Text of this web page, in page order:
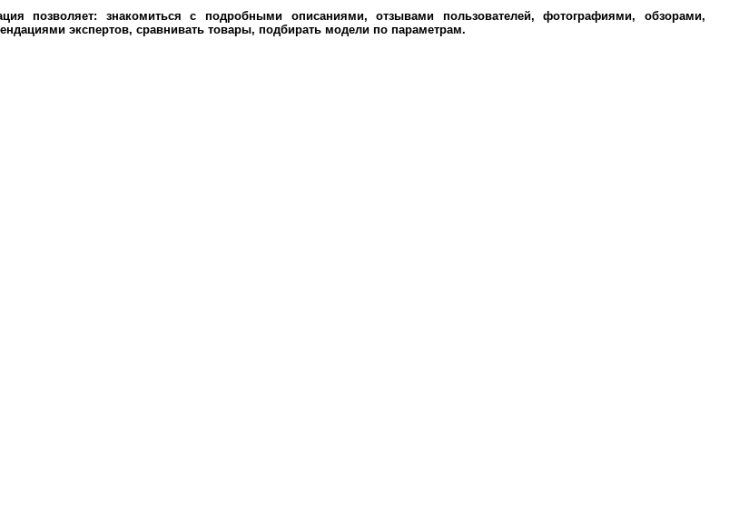
позволяет: знакомиться с подробными описаниями, отзывами пользователей, фотографиями, обзорами,
экспертов, сравнивать товары, подбирать модели по параметрам.